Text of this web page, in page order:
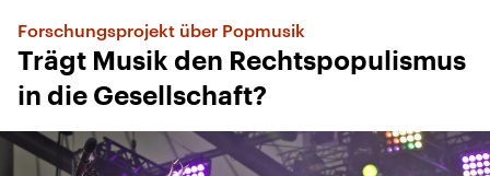
Forschungsprojekt über Popmusik
Trägt Musik den Rechtspopulismus
in die Gesellschaft?